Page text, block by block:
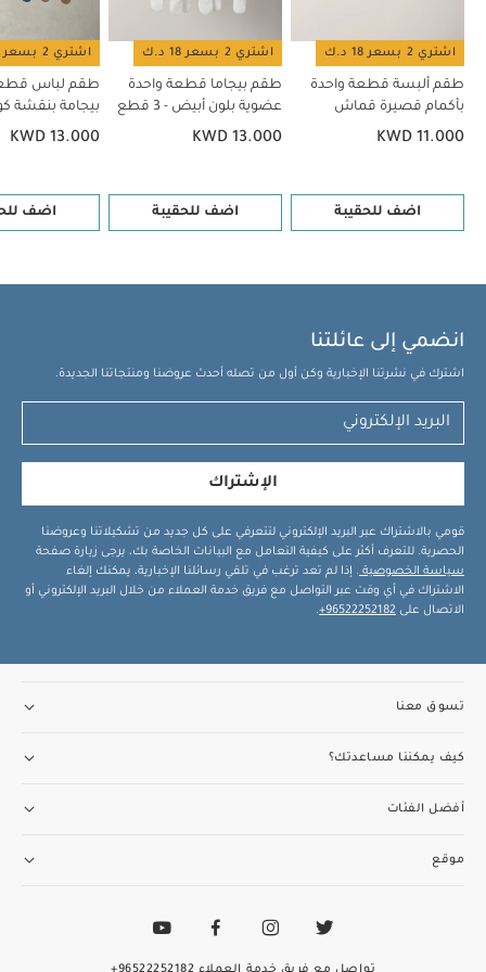
اشتري 2 بسعر 18 د.ك
طقم ألبسة قطعة واحدة
بأكمام قصيرة قماش
عضوي بلون أبيض - 5 قطع
KWD 11.000
اضف للحقيبة
اشتري 2 بسعر 18 د.ك
طقم بيجاما قطعة واحدة
عضوية بلون أبيض - 3 قطع
KWD 13.000
اضف للحقيبة
اشتري 2 بسعر 18 د.ك
طقم لباس
قطع
KWD 13.000
اضف
انضمي إلى عائلتنا
اشترك في نشرتنا الإخبارية وكن أول من تصله أحدث عروضنا ومنتجاتنا الجديدة.
الإشتراك
قومي بالاشتراك عبر البريد الإلكتروني لتتعرفي على كل جديد من تشكيلاتنا وعروضنا
الحصرية. للتعرف أكثر على كيفية التعامل مع البيانات الخاصة بك، يرجى زيارة صفحة
سياسة الخصوصية . إذا لم تعد ترغب في تلقي رسائلنا الإخبارية، يمكنك إلغاء
الاشتراك في أي وقت عبر التواصل مع فريق خدمة العملاء من خلال البريد الإلكتروني أو
الاتصال على 96522252182+
.
تسوق معنا
كيف يمكننا مساعدتك؟
أفضل الفئات
موقع